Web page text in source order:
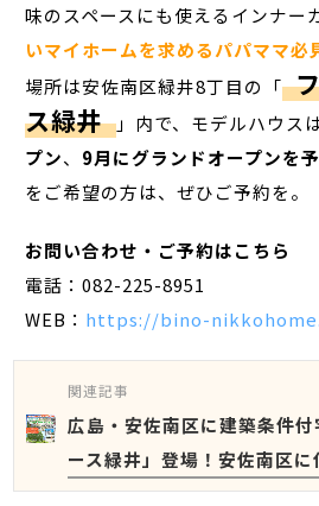
味のスペースにも使えるインナー
いマイホームを求めるパパママ必
場所は安佐南区緑井8丁目の「
ス緑井 」内で、モデルハウス
プン、 9月にグランドオープンを
をご希望の方は、ぜひご予約を。
お問い合わせ・ご予約はこちら
電話：082-225-8951
WEB： https://bino-
関連記事
広島・安佐南区に建築条件
ース緑井」登場！安佐南区